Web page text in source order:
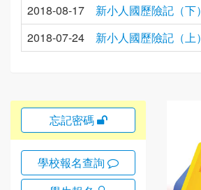
2018-08-17
新小人國歷險記（下）
2018-07-24
新小人國歷險記（上）
忘記密碼
學校報名查詢